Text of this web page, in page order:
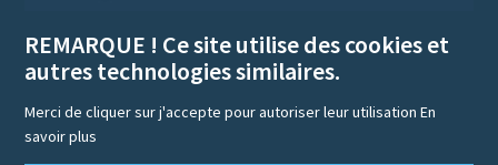
REMARQUE ! Ce site utilise des cookies et
autres technologies similaires.
Merci de cliquer sur j'accepte pour autoriser leur utilisationEn
savoir plus